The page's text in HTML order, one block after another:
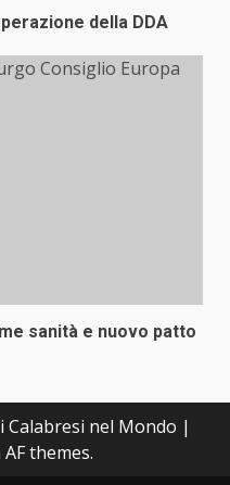
della DDA
sanità e nuovo patto
Calabresi nel Mondo |
themes.